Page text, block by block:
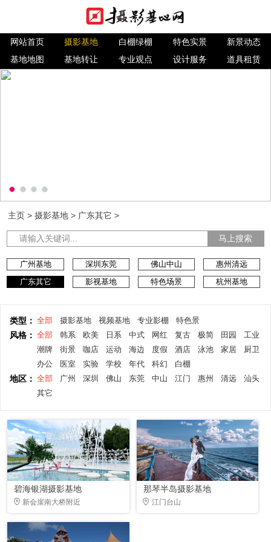
网站首页 摄影基地 白棚绿棚 特色实景
新景动态
基地地图
基地转让 专业观点 设计服务 道具租赁
主页 >摄影基地 > 广东其它 >
马上搜索
广州基地 深圳东莞 佛山中山
惠州清远
广东其它
影视基地 特色场景 杭州基地
类型： 全部 摄影基地 视频基地 专业影棚 特色景
风格： 全部 韩系 欧美 日系 中式 网红 复古 极简 田园
工业
潮牌
街景 咖店 运动 海边 度假 酒店 泳池 家居
厨卫
办公
医室 实验 学校 年代 科幻 白棚
地区： 全部 广州 深圳 佛山 东莞 中山 江门 惠州 清远
汕头
其它
碧海银湖摄影基地
新会崖南大桥附近
那琴半岛摄影基地
江门台山